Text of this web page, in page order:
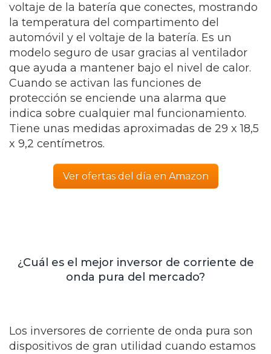
voltaje de la batería que conectes, mostrando
la temperatura del compartimento del
automóvil y el voltaje de la batería. Es un
modelo seguro de usar gracias al ventilador
que ayuda a mantener bajo el nivel de calor.
Cuando se activan las funciones de
protección se enciende una alarma que
indica sobre cualquier mal funcionamiento.
Tiene unas medidas aproximadas de 29 x 18,5
x 9,2 centímetros.
Ver ofertas del día en Amazon
¿Cuál es el mejor inversor de corriente de
onda pura del mercado?
Los inversores de corriente de onda pura son
dispositivos de gran utilidad cuando estamos